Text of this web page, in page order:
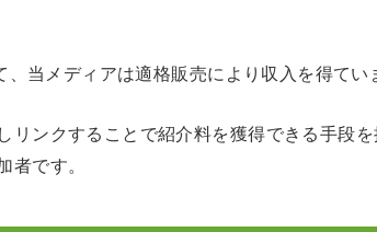
当メディアは適格販売により収入を得てい
リンクすることで紹介料を獲得できる手段
者です。